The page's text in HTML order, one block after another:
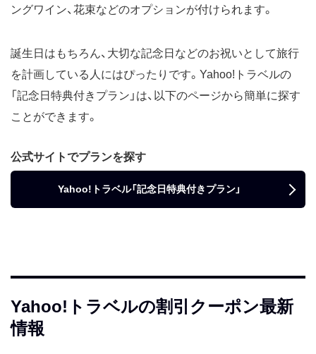
ングワイン、花束などのオプションが付けられます。
誕生日はもちろん、大切な記念日などのお祝いとして旅行
を計画している人にはぴったりです。Yahoo!トラベルの
「記念日特典付きプラン」は、以下のページから簡単に探す
ことができます。
公式サイトでプランを探す
Yahoo!トラベル「記念日特典付きプラン」
Yahoo!トラベルの割引クーポン最新
情報